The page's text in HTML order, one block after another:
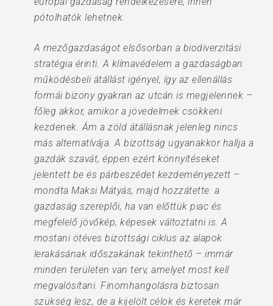
pótolhatók lehetnek.
A mezőgazdaságot elsősorban a biodiverzitási
stratégia érinti. A klímavédelem a gazdaságban
működésbeli átállást igényel, így az ellenállás
formái bizony gyakran az utcán is megjelennek –
főleg akkor, amikor a jövedelmek csökkeni
kezdenek. Ám a zöld átállásnak jelenleg nincs
más alternatívája. A bizottság ugyanakkor hallja a
gazdák szavát, éppen ezért könnyítéseket
jelentett be és párbeszédet kezdeményezett –
mondta Maksi Mátyás, majd hozzátette: a
gazdaság szereplői, ha van előttük piac és
megfelelő jövőkép, képesek változtatni is. A
mostani ötéves bizottsági ciklus az alapok
lerakásának időszakának tekinthető – immár
minden területen van terv, amelyet most kell
megvalósítani. Finomhangolásra biztosan
szükség lesz, de a kijelölt célok és keretek már